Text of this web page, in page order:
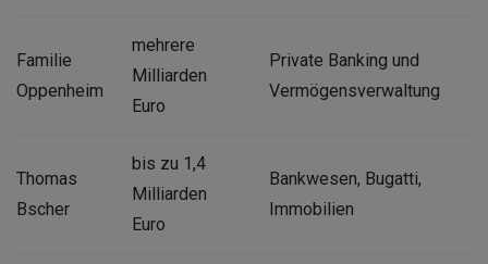
Familie
Oppenheim
mehrere
Milliarden
Euro
Private Banking und
Vermögensverwaltung
Thomas
Bscher
bis zu 1,4
Milliarden
Euro
Bankwesen, Bugatti,
Immobilien